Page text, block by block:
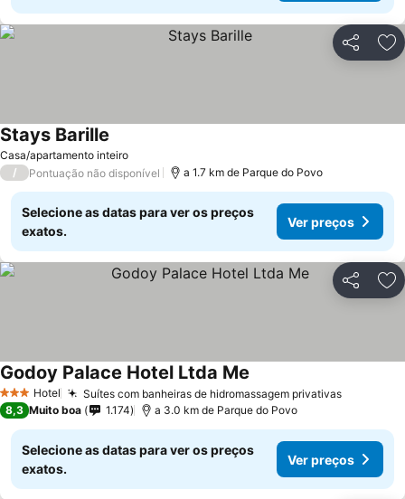
Partilhar
Casa/apartamento inteiro
Stays Barille
/ Pontuação não disponível a 1.7 km de Parque do Povo
Selecione as datas para ver os preços
exatos.
Ver preços
Partilhar
3 EstrelasHotel Suítes com banheiras de hidromassagem privativas
Godoy Palace Hotel Ltda Me
8,3 Muito boa 1.174 a 3.0 km de Parque do Povo
Selecione as datas para ver os preços
exatos.
Ver preços